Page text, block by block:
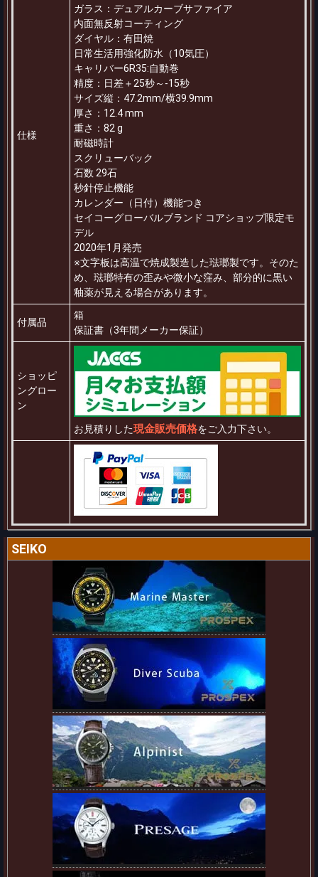
仕様
ガラス：デュアルカーブサファイア
内面無反射コーティング
ダイヤル：有田焼
日常生活用強化防水（10気圧）
キャリバー6R35:自動巻
精度：日差＋25秒～-15秒
サイズ縦：47.2mm/横39.9mm
厚さ：12.4 mm
重さ：82 g
耐磁時計
スクリューバック
石数 29石
秒針停止機能
カレンダー（日付）機能つき
セイコーグローバルブランド コアショップ限定モ
デル
2020年1月発売
※文字板は高温で焼成製造した琺瑯製です。そのた
め、琺瑯特有の歪みや微小な窪み、部分的に黒い
釉薬が見える場合があります。
付属品
箱
保証書（3年間メーカー保証）
ショッピ
ングロー
ン
お見積りした現金販売価格をご入力下さい。
SEIKO